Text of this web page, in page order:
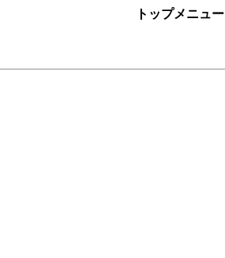
トップメニュー